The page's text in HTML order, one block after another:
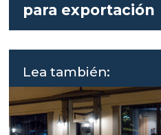
para exportación
Lea también: